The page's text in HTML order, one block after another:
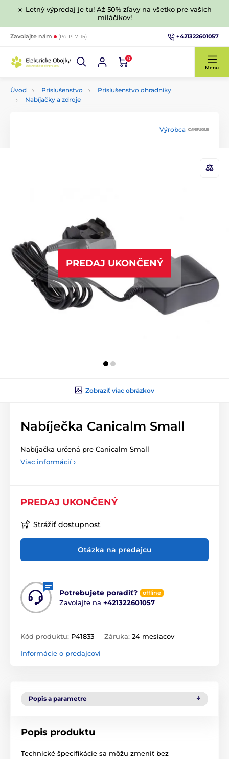
☀️ Letný výpredaj je tu! Až 50% zľavy na všetko pre vašich
miláčikov!
Zavolajte nám (Po-Pi 7-15) +421322601057
0
Menu
Úvod Príslušenstvo
Príslušenstvo ohradníky
Nabíjačky a zdroje
Výrobca
PREDAJ UKONČENÝ
Zobraziť viac obrázkov
Nabíječka Canicalm Small
Nabíjačka určená pre Canicalm Small
Viac informácií ›
PREDAJ UKONČENÝ
Strážiť dostupnosť
Otázka na predajcu
Potrebujete poradiť? offline
Zavolajte na +421322601057
Kód produktu: P41833 Záruka: 24 mesiacov
Informácie o predajcovi
Popis a parametre
Popis produktu
Technické špecifikácie sa môžu zmeniť bez